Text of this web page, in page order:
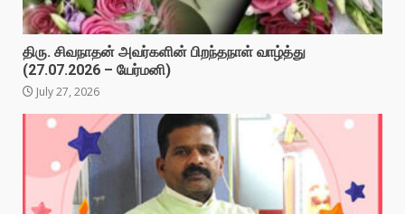
திரு. சிவநாதன் அவர்களின் பிறந்தநாள் வாழ்த்து
(27.07.2026 – யேர்மனி)
July 27, 2026